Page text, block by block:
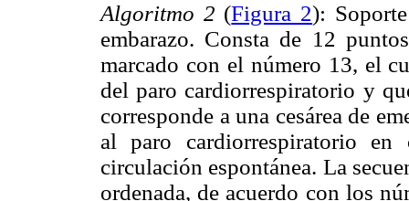
Algoritmo 2 (Figura 2):
embarazo. Consta de 12
marcado con el número 13, el
del paro cardiorrespiratorio y
corresponde a una cesárea de
al paro cardiorrespiratorio
circulación espontánea. La
ordenada, de acuerdo con los